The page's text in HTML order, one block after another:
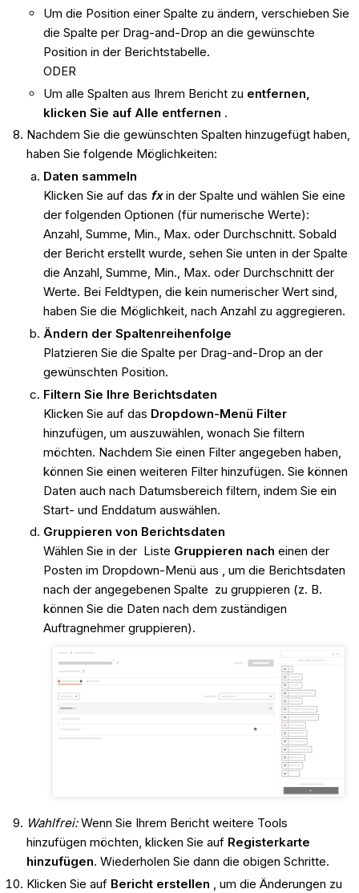
Um die Position einer Spalte zu ändern, verschieben Sie
die Spalte per Drag-and-Drop an die gewünschte
Position in der Berichtstabelle.
ODER
Um alle Spalten aus Ihrem Bericht zu entfernen,
klicken Sie auf Alle entfernen .
Nachdem Sie die gewünschten Spalten hinzugefügt haben,
haben Sie folgende Möglichkeiten:
Daten sammeln
Klicken Sie auf das fxin der Spalte und wählen Sie eine
der folgenden Optionen (für numerische Werte):
Anzahl, Summe, Min., Max. oder Durchschnitt. Sobald
der Bericht erstellt wurde, sehen Sie unten in der Spalte
die Anzahl, Summe, Min., Max. oder Durchschnitt der
Werte. Bei Feldtypen, die kein numerischer Wert sind,
haben Sie die Möglichkeit, nach Anzahl zu aggregieren.
Ändern der Spaltenreihenfolge
Platzieren Sie die Spalte per Drag-and-Drop an der
gewünschten Position.
Filtern Sie Ihre Berichtsdaten
Klicken Sie auf das Dropdown-Menü Filter
hinzufügen, um auszuwählen, wonach Sie filtern
möchten. Nachdem Sie einen Filter angegeben haben,
können Sie einen weiteren Filter hinzufügen. Sie können
Daten auch nach Datumsbereich filtern, indem Sie ein
Start- und Enddatum auswählen.
Gruppieren von Berichtsdaten
Wählen Sie in der Liste Gruppieren nach einen der
Posten im Dropdown-Menü aus , um die Berichtsdaten
nach der angegebenen Spalte zu gruppieren (z. B.
können Sie die Daten nach dem zuständigen
Auftragnehmer gruppieren).
Wahlfrei:Wenn Sie Ihrem Bericht weitere Tools
hinzufügen möchten, klicken Sie auf Registerkarte
hinzufügen. Wiederholen Sie dann die obigen Schritte.
Klicken Sie auf Bericht erstellen , um die Änderungen zu